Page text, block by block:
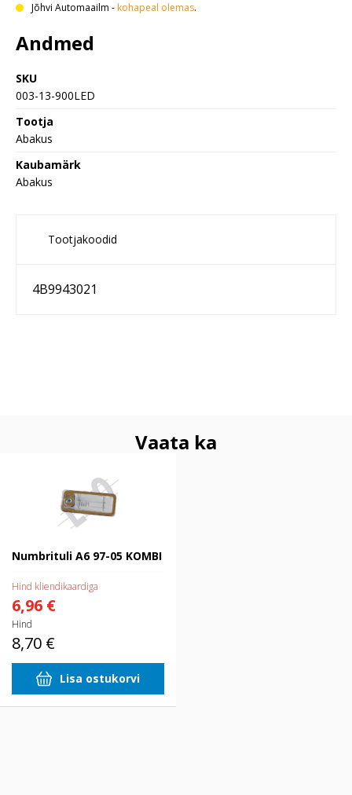
Jõhvi Automaailm - kohapeal olemas.
Andmed
SKU
003-13-900LED
Tootja
Abakus
Kaubamärk
Abakus
Tootjakoodid
4B9943021
Vaata ka
Numbrituli A6 97-05 KOMBI
Hind kliendikaardiga
6,96 €
Hind
8,70 €
Lisa ostukorvi